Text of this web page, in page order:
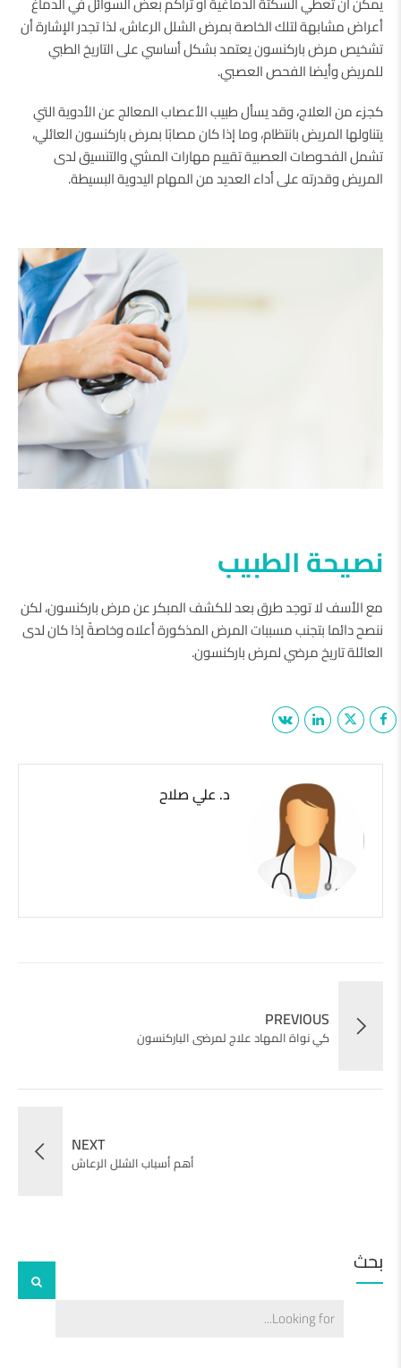
أعراض مشابهة لتلك الخاصة بمرض الشلل الرعاش، لذا تجدر الإشارة أن
تشخيص مرض باركنسون يعتمد بشكل أساسي على التاريخ الطبي
للمريض وأيضا الفحص العصبي.
كجزء من العلاج، وقد يسأل طبيب الأعصاب المعالج عن الأدوية التي
يتناولها المريض بانتظام، وما إذا كان مصابًا بمرض باركنسون العائلي،
تشمل الفحوصات العصبية تقييم مهارات المشي والتنسيق لدى
المريض وقدرته على أداء العديد من المهام اليدوية البسيطة.
نصيحة الطبيب
مع الأسف لا توجد طرق بعد للكشف المبكر عن مرض باركنسون، لكن
ننصح دائما بتجنب مسببات المرض المذكورة أعلاه وخاصةً إذا كان لدى
العائلة تاريخ مرضي لمرض باركنسون.
د. علي صلاح
PREVIOUS
كي نواة المهاد علاج لمرضى الباركنسون
NEXT
أهم أسباب الشلل الرعاش
بحث